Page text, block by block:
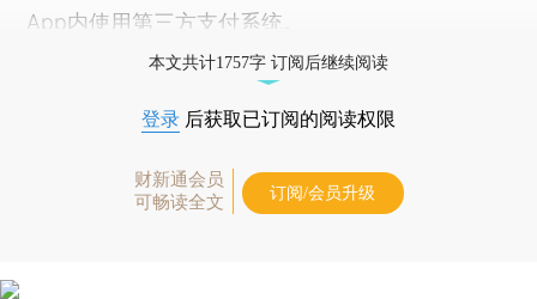
App内使用第三方支付系统。
本文共计1757字 订阅后继续阅读
登录 后获取已订阅的阅读权限
财新通会员
可畅读全文
订阅/会员升级